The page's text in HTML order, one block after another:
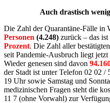
Auch drastisch
Die Zahl der Quarantäne-Fälle in
Personen (4.248) zurück – das ist
Prozent. Die Zahl aller
seit Pandemie-Ausbruch liegt jetzt
Wieder genesen sind davon
der Stadt ist unter Telefon 02 02
19 Uhr sowie Samstag und
medizinischen Fragen steht die
11 7 (ohne Vorwahl) zur